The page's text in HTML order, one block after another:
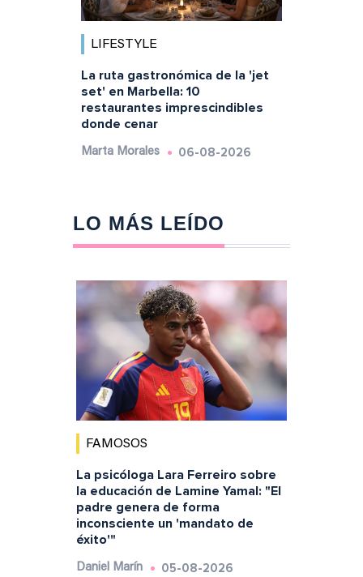
LIFESTYLE
La ruta gastronómica de la 'jet
set' en Marbella: 10
restaurantes imprescindibles
donde cenar
Marta Morales 06-08-2026
LO MÁS LEÍDO
FAMOSOS
La psicóloga Lara Ferreiro sobre
la educación de Lamine Yamal: "El
padre genera de forma
inconsciente un 'mandato de
éxito'"
Daniel Marín 05-08-2026